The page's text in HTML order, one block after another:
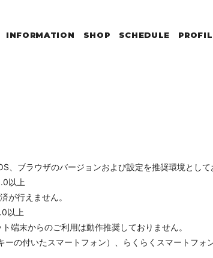
INFORMATION SHOP SCHEDULE
、ブラウザのバージョンおよび設定を推奨環境として
以上
が行えません。
以上
端末からのご利用は動作推奨しておりません。
ーの付いたスマートフォン）、らくらくスマートフォ